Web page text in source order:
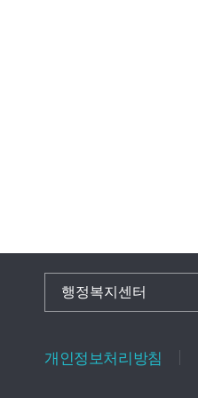
행정복지센터
개인정보처리방침